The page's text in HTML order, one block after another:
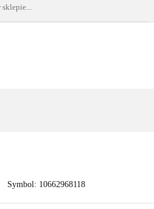
Symbol: 10662968118